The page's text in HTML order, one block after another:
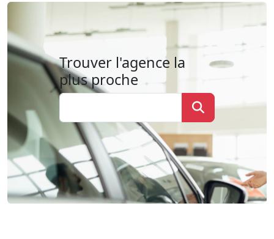
Trouver l'agence la
plus proche